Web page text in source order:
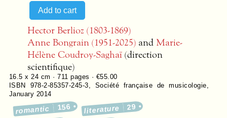
Hector Berlioz (1803-1869)
Anne Bongrain (1951-2025) and Marie-
Hélène Coudroy-Saghaï (direction
scientifique)
16.5 x 24 cm ·711 pages · €55.00
ISBN 978-2-85357-245-3
Société française de musicologie
January 2014
romantic 156 literature 29